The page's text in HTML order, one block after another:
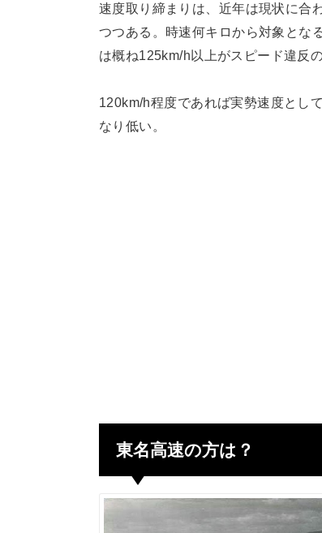
速度取り締まりは、近年は現状に合
つつある。時速何キロから対象とな
は概ね125km/h以上がスピード違反
120km/h程度であれば実勢速度とし
なり低い。
東名高速の方は？